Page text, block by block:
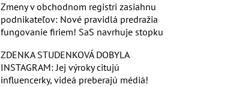
Zmeny v obchodnom registri zasiahnu
podnikateľov: Nové pravidlá predražia
fungovanie firiem! SaS navrhuje stopku
ZDENKA STUDENKOVÁ DOBYLA
INSTAGRAM: Jej výroky citujú
influencerky, videá preberajú médiá!